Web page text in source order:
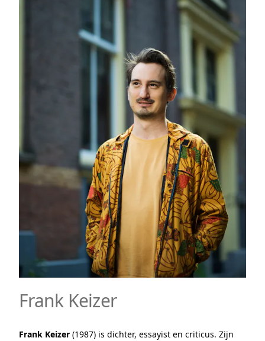
Frank Keizer
Frank Keizer (1987) is dichter, essayist en criticus. Zijn